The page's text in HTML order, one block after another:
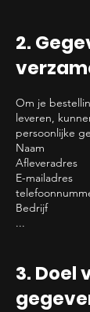
2.
Om je
leveren,
persoonlijke
Naam
Afleveradres
E-mailadres
Bedrijf
...
3. Doel